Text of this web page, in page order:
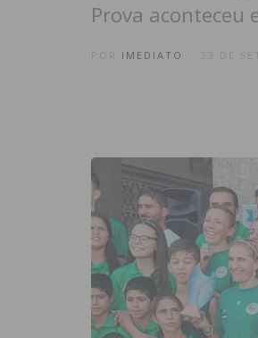
Prova aconteceu
IMEDIATO 23 DE